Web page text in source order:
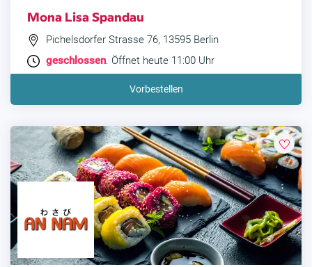
Mona Lisa Spandau
Pichelsdorfer Strasse 76, 13595 Berlin
geschlossen. Öffnet heute 11:00 Uhr
Vorbestellen